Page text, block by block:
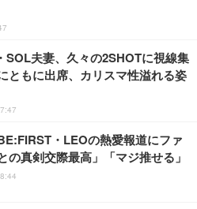
SOL夫妻、久々の2SHOTに視線集
ともに出席、カリスマ性溢れる姿
・LEOの熱愛報道にファ
の真剣交際最高」「マジ推せる」